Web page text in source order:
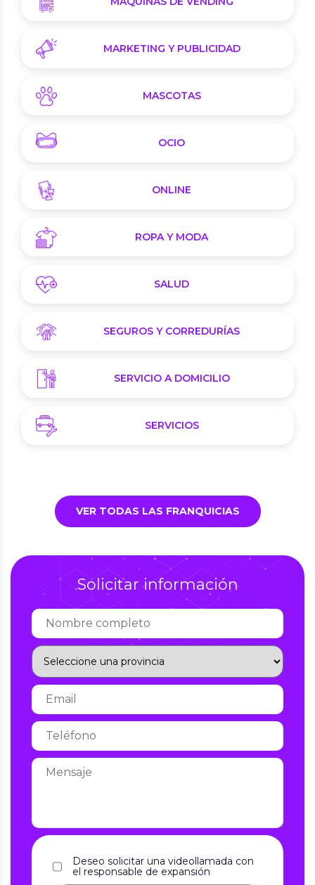
MARKETING Y PUBLICIDAD
MASCOTAS
OCIO
ONLINE
ROPA Y MODA
SALUD
SEGUROS Y CORREDURÍAS
SERVICIO A DOMICILIO
SERVICIOS
VER TODAS LAS FRANQUICIAS
Solicitar información
Deseo solicitar una videollamada con
el responsable de expansión